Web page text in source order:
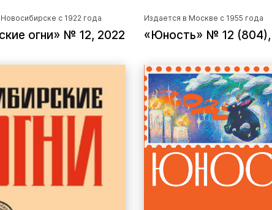
с 1922 года
огни» № 12, 2022
Издается в Москве с 1955 года
«Юность» № 12 (804),